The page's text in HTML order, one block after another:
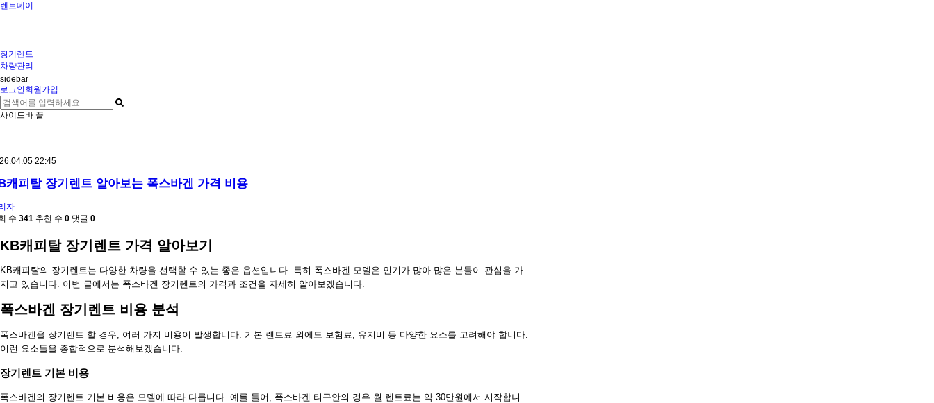
렌트데이
장기렌트
차량관리
sidebar
로그인회원가입
사이드바 끝
22:45
캐피탈 장기렌트 알아보는 폭스바겐 가격 비용
자
수 341 추천 수 0 댓글 0
KB캐피탈 장기렌트 가격 알아보기
KB캐피탈의 장기렌트는 다양한 차량을 선택할 수 있는 좋은 옵션입니다. 특히 폭스바겐 모델은 인기가 많아 많은 분들이 관심을 가
지고 있습니다. 이번 글에서는 폭스바겐 장기렌트의 가격과 조건을 자세히 알아보겠습니다.
폭스바겐 장기렌트 비용 분석
폭스바겐을 장기렌트 할 경우, 여러 가지 비용이 발생합니다. 기본 렌트료 외에도 보험료, 유지비 등 다양한 요소를 고려해야 합니다.
이런 요소들을 종합적으로 분석해보겠습니다.
장기렌트 기본 비용
폭스바겐의 장기렌트 기본 비용은 모델에 따라 다릅니다. 예를 들어, 폭스바겐 티구안의 경우 월 렌트료는 약 30만원에서 시작합니